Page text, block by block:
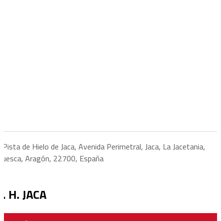
Pista de Hielo de Jaca, Avenida Perimetral, Jaca, La Jacetania,
Aragón, 22700, España
H. JACA